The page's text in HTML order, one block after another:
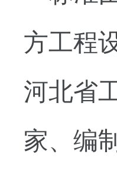
方工程
河北省
家、编